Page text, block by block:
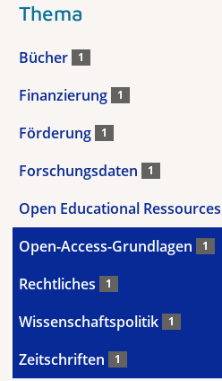
Thema
Bücher 1
Finanzierung 1
Förderung 1
Forschungsdaten 1
Open Educational Ressources
Open-Access-Grundlagen 1
Rechtliches 1
Wissenschaftspolitik 1
Zeitschriften 1